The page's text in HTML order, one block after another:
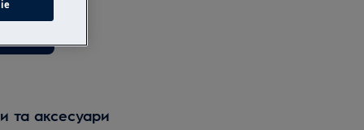
та аксесуари